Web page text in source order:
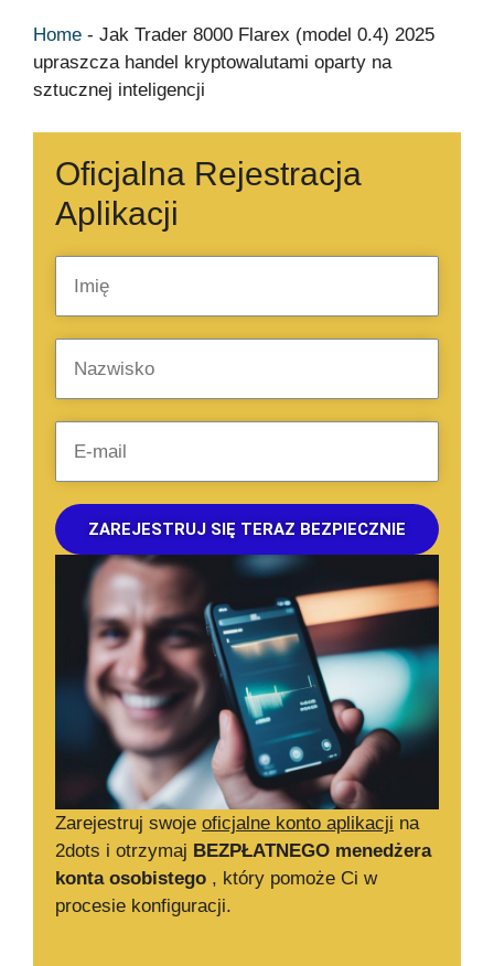
Home - Jak Trader 8000 Flarex (model 0.4) 2025
upraszcza handel kryptowalutami oparty na
sztucznej inteligencji
Zarejestruj swoje oficjalne konto aplikacji na
2dots i otrzymaj BEZPŁATNEGO menedżera
konta osobistego , który pomoże Ci w
procesie konfiguracji.
Oficjalna Rejestracja
Aplikacji
ZAREJESTRUJ SIĘ TERAZ BEZPIECZNIE